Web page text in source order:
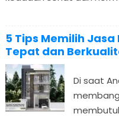
5 Tips Memilih
Tepat dan
Di saat